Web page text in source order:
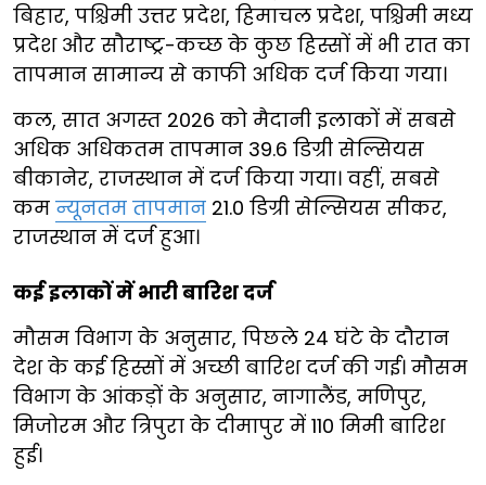
बिहार, पश्चिमी उत्तर प्रदेश, हिमाचल प्रदेश, पश्चिमी मध्य
प्रदेश और सौराष्ट्र-कच्छ के कुछ हिस्सों में भी रात का
तापमान सामान्य से काफी अधिक दर्ज किया गया।
कल, सात अगस्त 2026 को मैदानी इलाकों में सबसे
अधिक अधिकतम तापमान 39.6 डिग्री सेल्सियस
बीकानेर, राजस्थान में दर्ज किया गया। वहीं, सबसे
कम न्यूनतम तापमान 21.0 डिग्री सेल्सियस सीकर,
राजस्थान में दर्ज हुआ।
कई इलाकों में भारी बारिश दर्ज
मौसम विभाग के अनुसार, पिछले 24 घंटे के दौरान
देश के कई हिस्सों में अच्छी बारिश दर्ज की गई। मौसम
विभाग के आंकड़ों के अनुसार, नागालैंड, मणिपुर,
मिजोरम और त्रिपुरा के दीमापुर में 110 मिमी बारिश
हुई।